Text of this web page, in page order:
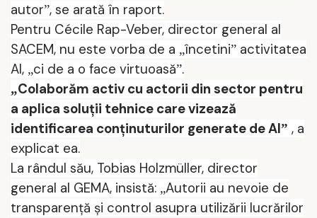
autor”, se arată în raport.
Pentru Cécile Rap-Veber, director general al
SACEM, nu este vorba de a „încetini” activitatea
AI, „ci de a o face virtuoasă”.
„Colaborăm activ cu actorii din sector pentru
a aplica soluţii tehnice care vizează
identificarea conţinuturilor generate de AI” , a
explicat ea.
La rândul său, Tobias Holzmüller, director
general al GEMA, insistă: „Autorii au nevoie de
transparenţă şi control asupra utilizării lucrărilor